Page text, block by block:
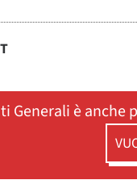
Generali è